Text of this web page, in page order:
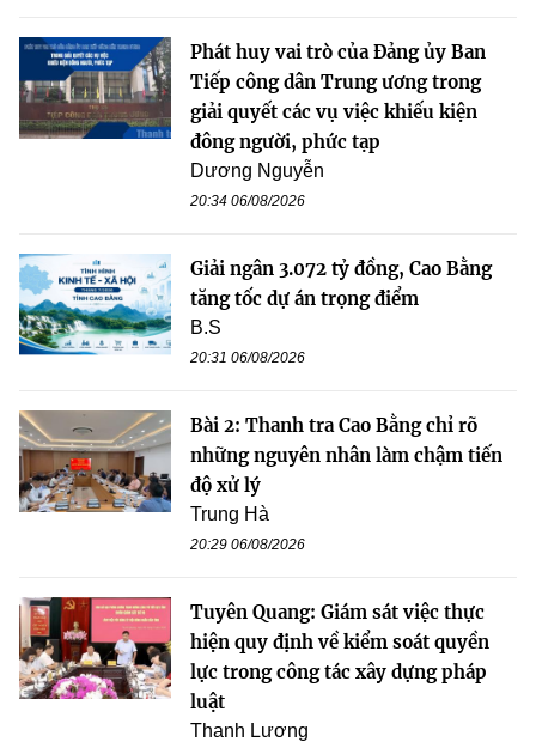
Phát huy vai trò của Đảng ủy Ban
Tiếp công dân Trung ương trong
giải quyết các vụ việc khiếu kiện
đông người, phức tạp
Dương Nguyễn
20:34 06/08/2026
Giải ngân 3.072 tỷ đồng, Cao Bằng
tăng tốc dự án trọng điểm
B.S
20:31 06/08/2026
Bài 2: Thanh tra Cao Bằng chỉ rõ
những nguyên nhân làm chậm tiến
độ xử lý
Trung Hà
20:29 06/08/2026
Tuyên Quang: Giám sát việc thực
hiện quy định về kiểm soát quyền
lực trong công tác xây dựng pháp
luật
Thanh Lương